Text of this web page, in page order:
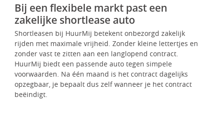
Bij een flexibele markt past een
zakelijke shortlease auto
Shortleasen bij HuurMij betekent onbezorgd zakelijk
rijden met maximale vrijheid. Zonder kleine lettertjes en
zonder vast te zitten aan een langlopend contract.
HuurMij biedt een passende auto tegen simpele
voorwaarden. Na één maand is het contract dagelijks
opzegbaar, je bepaalt dus zelf wanneer je het contract
beëindigt.